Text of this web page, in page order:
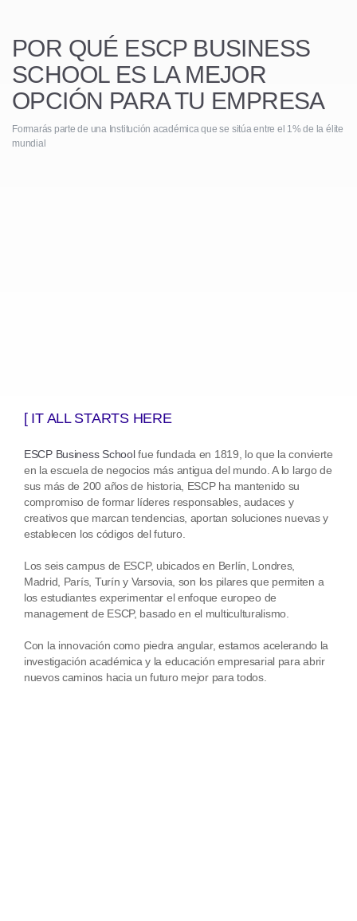
POR QUÉ ESCP BUSINESS
SCHOOL ES LA MEJOR
OPCIÓN PARA TU EMPRESA
Formarás parte de una Institución académica que se sitúa entre el 1% de la élite
mundial
[ IT ALL STARTS HERE
ESCP Business Schoolfue fundada en 1819, lo que la convierte
en la escuela de negocios más antigua del mundo. A lo largo de
sus más de 200 años de historia, ESCP ha mantenido su
compromiso de formar líderes responsables, audaces y
creativos que marcan tendencias, aportan soluciones nuevas y
establecen los códigos del futuro.
Los seis campus de ESCP, ubicados en Berlín, Londres,
Madrid, París, Turín y Varsovia, son los pilares que permiten a
los estudiantes experimentar el enfoque europeo de
management de ESCP, basado en el multiculturalismo.
Con la innovación como piedra angular, estamos acelerando la
investigación académica y la educación empresarial para abrir
nuevos caminos hacia un futuro mejor para todos.